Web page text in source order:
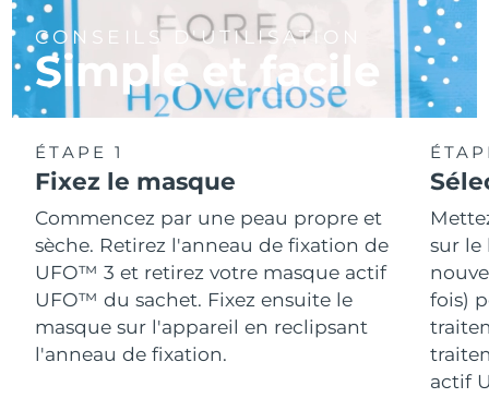
CONSEILS D'UTILISATION
Simple et facile
ÉTAPE 1
Fixez le masque
Commencez par une peau propre et
sèche. Retirez l'anneau de fixation de
UFO™ 3 et retirez votre masque actif
UFO™ du sachet. Fixez ensuite le
masque sur l'appareil en reclipsant
l'anneau de fixation.
sur le
fois)
actif